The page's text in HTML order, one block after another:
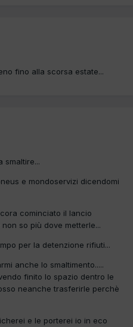
fino alla scorsa estate...
smaltire...
e mondoservizi dicendomi
cominciato il lancio
so più dove metterle...
per la detenzione rifiuti...
anche lo smaltimento.....
finito lo spazio dentro le
neanche trasferirle perchè
e le porterei io in eco